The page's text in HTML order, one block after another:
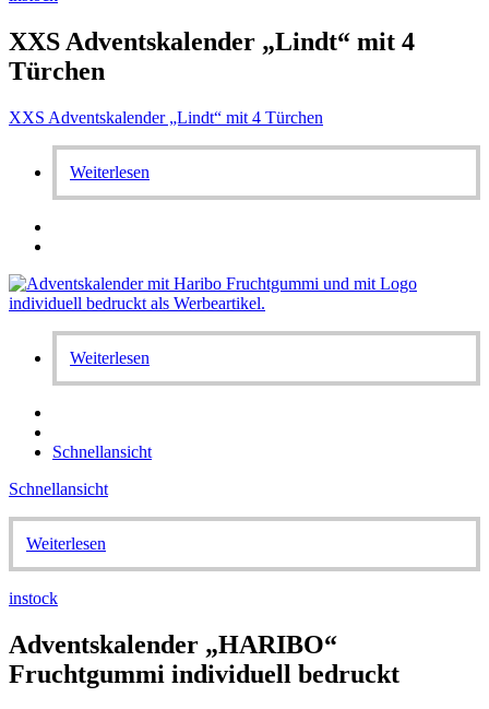
XXS Adventskalender „Lindt“ mit 4
Türchen
XXS Adventskalender „Lindt“ mit 4 Türchen
Weiterlesen
Weiterlesen
Schnellansicht
Schnellansicht
Weiterlesen
instock
Adventskalender „HARIBO“
Fruchtgummi individuell bedruckt